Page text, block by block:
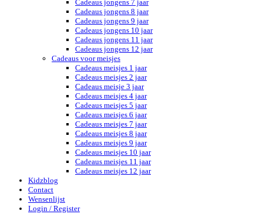
Cadeaus jongens 7 jaar
Cadeaus jongens 8 jaar
Cadeaus jongens 9 jaar
Cadeaus jongens 10 jaar
Cadeaus jongens 11 jaar
Cadeaus jongens 12 jaar
Cadeaus voor meisjes
Cadeaus meisjes 1 jaar
Cadeaus meisjes 2 jaar
Cadeaus meisje 3 jaar
Cadeaus meisjes 4 jaar
Cadeaus meisjes 5 jaar
Cadeaus meisjes 6 jaar
Cadeaus meisjes 7 jaar
Cadeaus meisjes 8 jaar
Cadeaus meisjes 9 jaar
Cadeaus meisjes 10 jaar
Cadeaus meisjes 11 jaar
Cadeaus meisjes 12 jaar
Kidzblog
Contact
Wensenlijst
Login / Register